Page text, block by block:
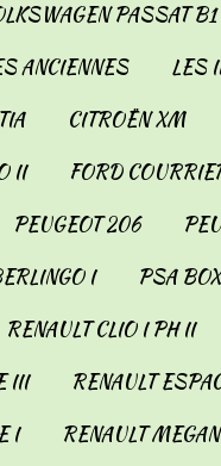
PASSAT B1
ANCIENNES
LES
CITROËN XM
II FORD
PEUGEOT 206
I
PSA
RENAULT CLIO I PH II
III RENAULT
I RENAULT